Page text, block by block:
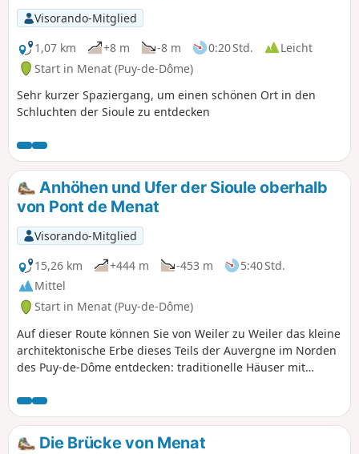
Visorando-Mitglied
1,07 km
+8 m -8 m 0:20 Std.
Leicht
Start in Menat (Puy-de-Dôme)
Sehr kurzer Spaziergang, um einen schönen Ort in den
Schluchten der Sioule zu entdecken
Anhöhen und Ufer der Sioule oberhalb
von Pont de Menat
Visorando-Mitglied
15,26 km
+444 m -453 m
5:40 Std.
Mittel
Start in Menat (Puy-de-Dôme)
Auf dieser Route können Sie von Weiler zu Weiler das kleine
architektonische Erbe dieses Teils der Auvergne im Norden
des Puy-de-Dôme entdecken: traditionelle Häuser mit
Menat und eine mittelalterliche Brücke über die Sioule.
Die Brücke von Menat